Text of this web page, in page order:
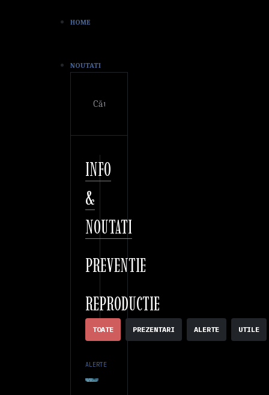
HOME
NOUTATI
Cautare
INFO
&
NOUTATI
PREVENTIE
REPRODUCTIE
TOATE PREZENTARI ALERTE UTILE
ALERTE